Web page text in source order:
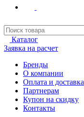
Каталог
Заявка на расчет
Бренды
О компании
Оплата и доставка
Партнерам
Купон на скидку
Контакты